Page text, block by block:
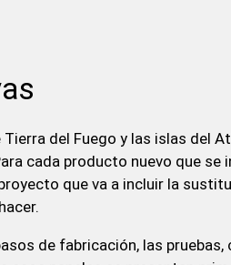
del Fuego y las islas del
cada producto nuevo que se
que va a incluir la
de fabricación, las pruebas,